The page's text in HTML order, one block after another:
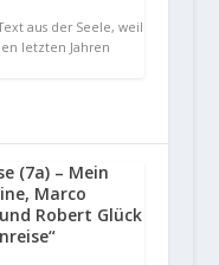
aus der Seele, weil
letzten Jahren
(7a) – Mein
Marco
Robert Glück